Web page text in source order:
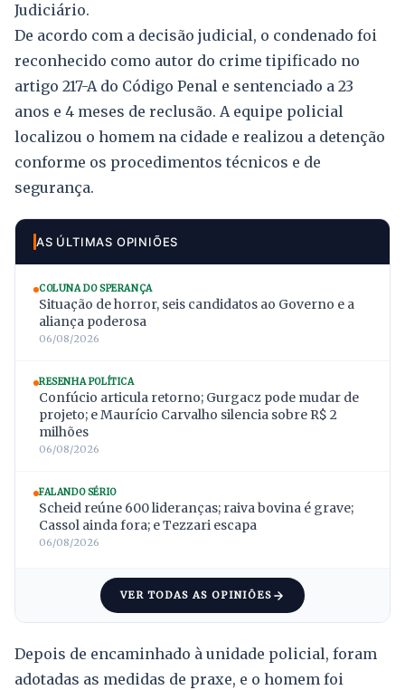
Judiciário.
De acordo com a decisão judicial, o condenado foi
reconhecido como autor do crime tipificado no
artigo 217-A do Código Penal e sentenciado a 23
anos e 4 meses de reclusão. A equipe policial
localizou o homem na cidade e realizou a detenção
conforme os procedimentos técnicos e de
segurança.
AS ÚLTIMAS OPINIÕES
COLUNA DO SPERANÇA
Situação de horror, seis candidatos ao Governo e a
aliança poderosa
06/08/2026
RESENHA POLÍTICA
Confúcio articula retorno; Gurgacz pode mudar de
projeto; e Maurício Carvalho silencia sobre R$ 2
milhões
06/08/2026
FALANDO SÉRIO
Scheid reúne 600 lideranças; raiva bovina é grave;
Cassol ainda fora; e Tezzari escapa
06/08/2026
VER TODAS AS OPINIÕES
Depois de encaminhado à unidade policial, foram
adotadas as medidas de praxe, e o homem foi